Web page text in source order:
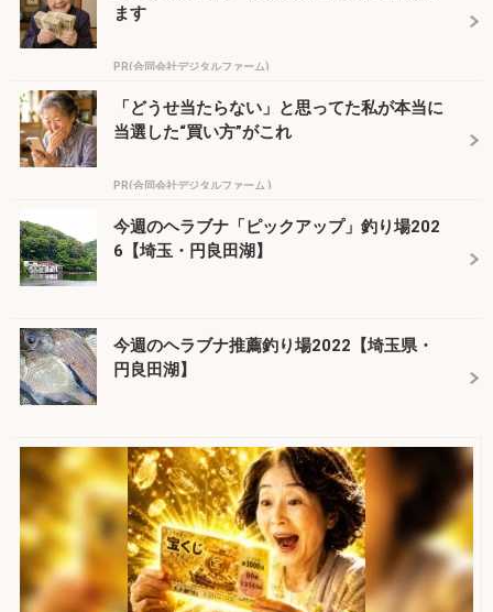
ます
PR(合同会社デジタルファーム)
「どうせ当たらない」と思ってた私が本当に
当選した“買い方”がこれ
PR(合同会社デジタルファーム )
今週のヘラブナ「ピックアップ」釣り場202
6【埼玉・円良田湖】
今週のヘラブナ推薦釣り場2022【埼玉県・
円良田湖】